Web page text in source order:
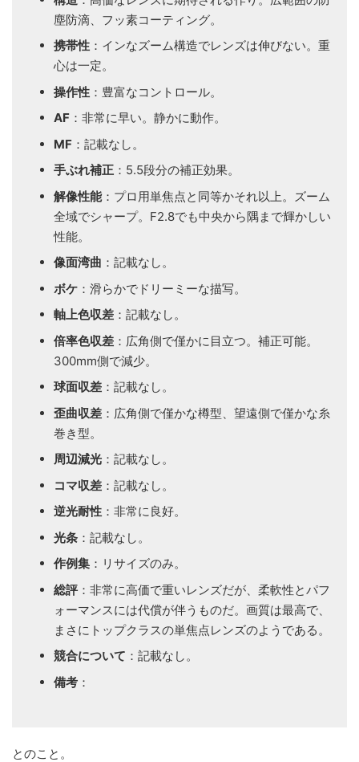
塵防滴、フッ素コーティング。
携帯性 ：インなズーム構造でレンズは伸びない。重
心は一定。
操作性 ：豊富なコントロール。
AF ：非常に早い。静かに動作。
MF ：記載なし。
手ぶれ補正 ：5.5段分の補正効果。
解像性能：プロ用単焦点と同等かそれ以上。ズーム
全域でシャープ。F2.8でも中央から隅まで輝かしい
性能。
像面湾曲 ：記載なし。
ボケ ：滑らかでドリーミーな描写。
軸上色収差 ：記載なし。
倍率色収差 ：広角側で僅かに目立つ。補正可能。
300mm側で減少。
球面収差 ：記載なし。
歪曲収差 ：広角側で僅かな樽型、望遠側で僅かな糸
巻き型。
周辺減光 ：記載なし。
コマ収差 ：記載なし。
逆光耐性 ：非常に良好。
光条 ：記載なし。
作例集 ：リサイズのみ。
総評：非常に高価で重いレンズだが、柔軟性とパフ
ォーマンスには代償が伴うものだ。画質は最高で、
まさにトップクラスの単焦点レンズのようである。
競合について ：記載なし。
備考 ：
とのこと。